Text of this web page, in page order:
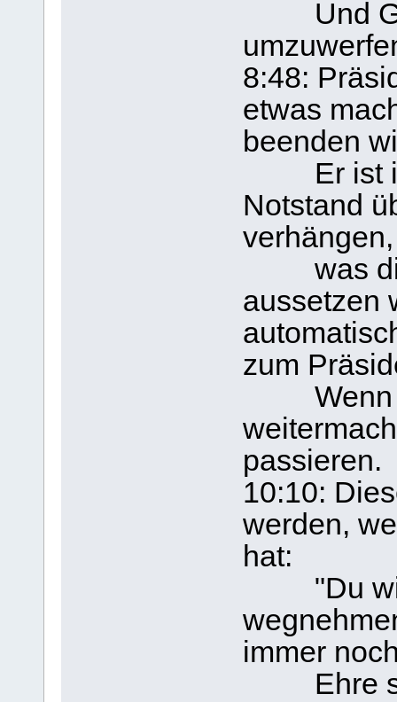
Und
8:48:
etwas
beenden
Er ist im
Notstand
verhängen,
was die
aussetzen
zum
Wenn
passieren.
10:10:
werden,
hat:
"Du
immer
Ehre